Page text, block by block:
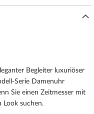
Begleiter luxuriöser
Serie Damenuhr
Sie einen Zeitmesser mit
Look suchen.